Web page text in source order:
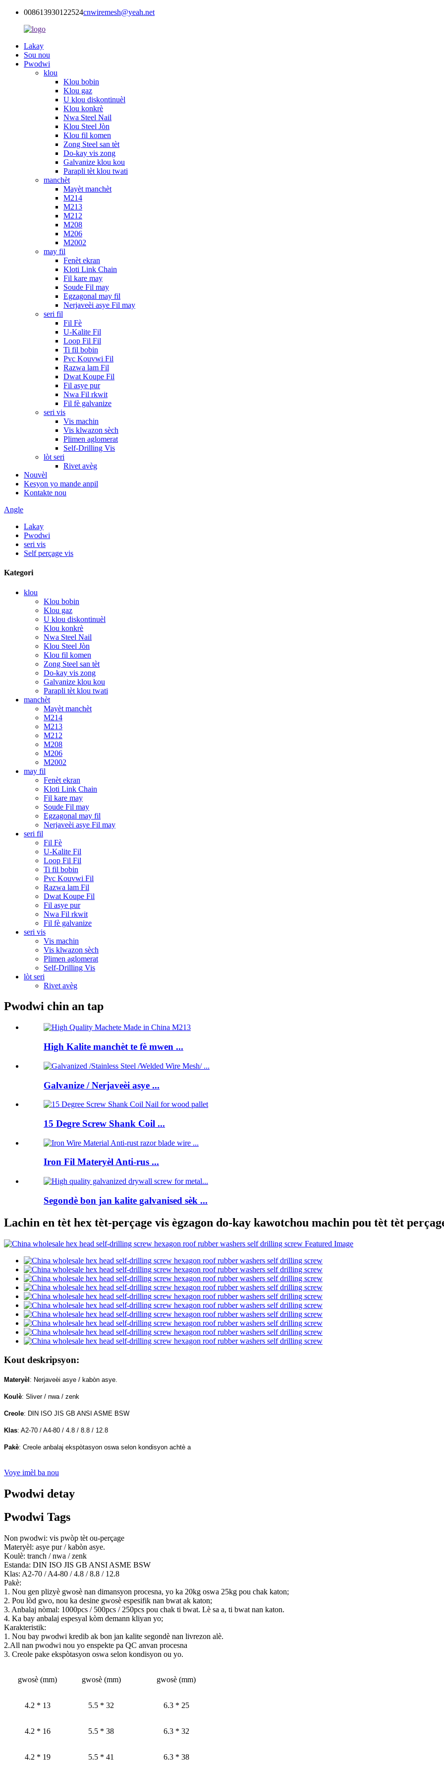
008613930122524cnwiremesh@yeah.net
Lakay
Sou nou
Pwodwi
klou
Klou bobin
Klou gaz
U klou diskontinuèl
Klou konkrè
Nwa Steel Nail
Klou Steel Jòn
Klou fil komen
Zong Steel san tèt
Do-kay vis zong
Galvanize klou kou
Parapli tèt klou twati
manchèt
Mayèt manchèt
M214
M213
M212
M208
M206
M2002
may fil
Fenèt ekran
Kloti Link Chain
Fil kare may
Soude Fil may
Egzagonal may fil
Nerjaveèi asye Fil may
seri fil
Fil Fè
U-Kalite Fil
Loop Fil Fil
Ti fil bobin
Pvc Kouvwi Fil
Razwa lam Fil
Dwat Koupe Fil
Fil asye pur
Nwa Fil rkwit
Fil fè galvanize
seri vis
Vis machin
Vis klwazon sèch
Plimen aglomerat
Self-Drilling Vis
lòt seri
Rivet avèg
Nouvèl
Kesyon yo mande anpil
Kontakte nou
Angle
Lakay
Pwodwi
seri vis
Self perçage vis
Kategori
klou
Klou bobin
Klou gaz
U klou diskontinuèl
Klou konkrè
Nwa Steel Nail
Klou Steel Jòn
Klou fil komen
Zong Steel san tèt
Do-kay vis zong
Galvanize klou kou
Parapli tèt klou twati
manchèt
Mayèt manchèt
M214
M213
M212
M208
M206
M2002
may fil
Fenèt ekran
Kloti Link Chain
Fil kare may
Soude Fil may
Egzagonal may fil
Nerjaveèi asye Fil may
seri fil
Fil Fè
U-Kalite Fil
Loop Fil Fil
Ti fil bobin
Pvc Kouvwi Fil
Razwa lam Fil
Dwat Koupe Fil
Fil asye pur
Nwa Fil rkwit
Fil fè galvanize
seri vis
Vis machin
Vis klwazon sèch
Plimen aglomerat
Self-Drilling Vis
lòt seri
Rivet avèg
Pwodwi chin an tap
High Kalite manchèt te fè mwen ...
Galvanize / Nerjaveèi asye ...
15 Degre Screw Shank Coil ...
Iron Fil Materyèl Anti-rus ...
Segondè bon jan kalite galvanised sèk ...
Lachin en tèt hex tèt-perçage vis ègzagon do-kay kawotchou machin pou tèt tèt
Kout deskripsyon:
Materyèl : Nerjaveèi asye / kabòn asye.
Koulè: Sliver / nwa / zenk
Creole: DIN ISO JIS GB ANSI ASME BSW
Klas: A2-70 / A4-80 / 4.8 / 8.8 / 12.8
Pakè: Creole anbalaj ekspòtasyon oswa selon kondisyon achtè a
Voye imèl ba nou
Pwodwi detay
Pwodwi Tags
Non pwodwi: vis pwòp tèt ou-perçage
Materyèl: asye pur / kabòn asye.
Koulè: tranch / nwa / zenk
Estanda: DIN ISO JIS GB ANSI ASME BSW
Klas: A2-70 / A4-80 / 4.8 / 8.8 / 12.8
Pakè:
1. Nou gen plizyè gwosè nan dimansyon procesna, yo ka 20kg oswa 25kg pou chak katon;
2. Pou lòd gwo, nou ka desine gwosè espesifik nan bwat ak katon;
3. Anbalaj nòmal: 1000pcs / 500pcs / 250pcs pou chak ti bwat. Lè sa a, ti bwat nan katon.
4. Ka bay anbalaj espesyal kòm demann kliyan yo;
Karakteristik:
1. Nou bay pwodwi kredib ak bon jan kalite segondè nan livrezon alè.
2.All nan pwodwi nou yo enspekte pa QC anvan procesna
3. Creole pake ekspòtasyon oswa selon kondisyon ou yo.
gwosè (mm) gwosè (mm) gwosè (mm)
4.2 * 13 5.5 * 32 6.3 * 25
4.2 * 16 5.5 * 38 6.3 * 32
4.2 * 19 5.5 * 41 6.3 * 38